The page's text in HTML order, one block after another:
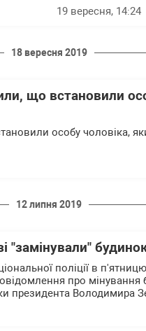
19 вересня, 14:24
18 вересня 2019
що встановили
особу чоловіка,
12 липня 2019
"замінували"
поліції в
про мінування
президента Володимира